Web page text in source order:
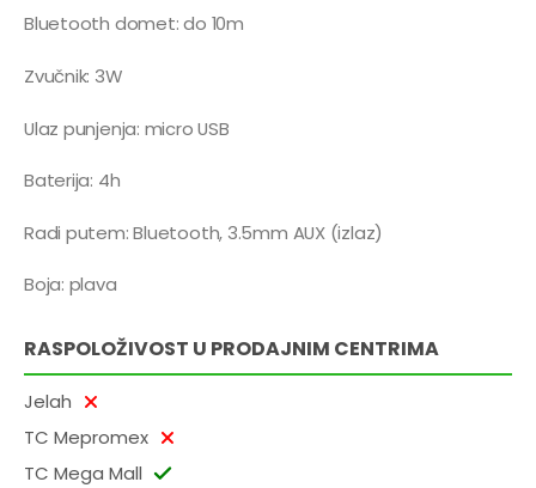
Bluetooth domet: do 10m
Zvučnik: 3W
Ulaz punjenja: micro USB
Baterija: 4h
Radi putem: Bluetooth, 3.5mm AUX (izlaz)
Boja: plava
RASPOLOŽIVOST U PRODAJNIM CENTRIMA
Jelah
TC Mepromex
TC Mega Mall